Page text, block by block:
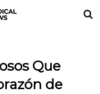
Que
de